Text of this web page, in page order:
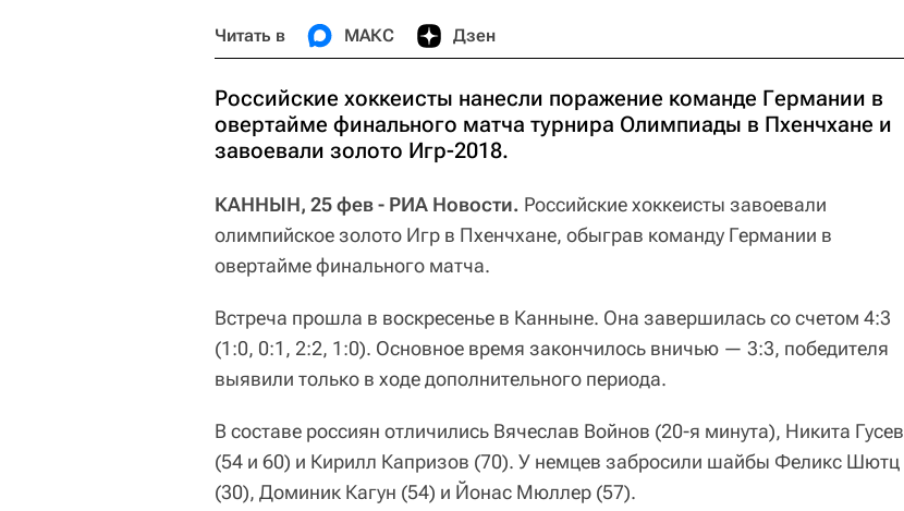
Читать в МАКС Дзен
Российские хоккеисты нанесли поражение команде Германии в
овертайме финального матча турнира Олимпиады в Пхенчхане и
завоевали золото Игр-2018.
КАННЫН, 25 фев - РИА Новости. Российские хоккеисты завоевали
олимпийское золото Игр в Пхенчхане, обыграв команду Германии в
овертайме финального матча.
Встреча прошла в воскресенье в Канныне. Она завершилась со счетом 4:3
(1:0, 0:1, 2:2, 1:0). Основное время закончилось вничью — 3:3, победителя
выявили только в ходе дополнительного периода.
В составе россиян отличились Вячеслав Войнов (20-я минута), Никита Гусев
(54 и 60) и Кирилл Капризов (70). У немцев забросили шайбы Феликс Шютц
(30), Доминик Кагун (54) и Йонас Мюллер (57).